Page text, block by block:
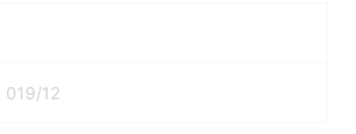
019/12